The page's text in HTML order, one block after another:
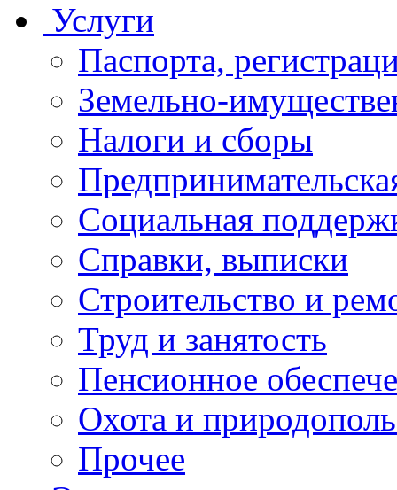
Услуги
Паспорта,
Земельно-
Налоги и сборы
Социальная
Справки, выписки
Строительство и
Труд и занятость
Пенсионное
Охота и
Прочее